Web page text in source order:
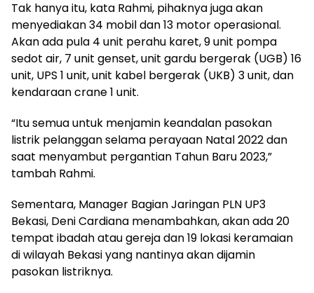
Tak hanya itu, kata Rahmi, pihaknya juga akan
menyediakan 34 mobil dan 13 motor operasional.
Akan ada pula 4 unit perahu karet, 9 unit pompa
sedot air, 7 unit genset, unit gardu bergerak (UGB) 16
unit, UPS 1 unit, unit kabel bergerak (UKB) 3 unit, dan
kendaraan crane 1 unit.
“Itu semua untuk menjamin keandalan pasokan
listrik pelanggan selama perayaan Natal 2022 dan
saat menyambut pergantian Tahun Baru 2023,”
tambah Rahmi.
Sementara, Manager Bagian Jaringan PLN UP3
Bekasi, Deni Cardiana menambahkan, akan ada 20
tempat ibadah atau gereja dan 19 lokasi keramaian
di wilayah Bekasi yang nantinya akan dijamin
pasokan listriknya.